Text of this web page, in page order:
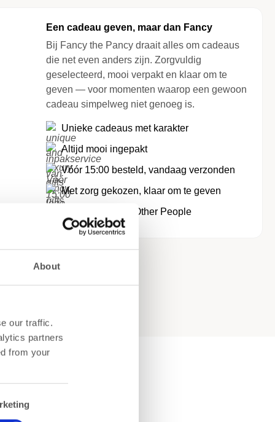
About
our traffic.
partners
from your
Een cadeau geven, maar dan Fancy
Bij Fancy the Pancy draait alles om cadeaus
die net even anders zijn. Zorgvuldig
geselecteerd, mooi verpakt en klaar om te
geven — voor momenten waarop een gewoon
cadeau simpelweg niet genoeg is.
Unieke cadeaus met karakter
Altijd mooi ingepakt
Vóór 15:00 besteld, vandaag verzonden
Met zorg gekozen, klaar om te geven
Boring Gifts Are For Other People